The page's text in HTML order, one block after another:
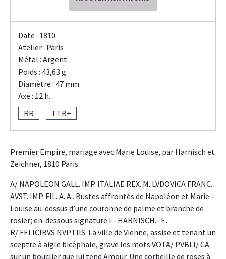
Date : 1810
Atelier : Paris
Métal : Argent
Poids : 43,63 g.
Diamètre : 47 mm.
Axe : 12 h.
RR
TTB+
Premier Empire, mariage avec Marie Louise, par Harnisch et
Zeichner, 1810 Paris.
A/ NAPOLEON GALL. IMP. ITALIAE REX. M. LVDOVICA FRANC.
AVST. IMP. FIL. A. A.. Bustes affrontés de Napoléon et Marie-
Louise au-dessus d’une couronne de palme et branche de
rosier; en-dessous signature I.- HARNISCH.- F..
R/ FELICIBVS NVPTIIS. La ville de Vienne, assise et tenant un
sceptre à aigle bicéphale, grave les mots VOTA/ PVBLI/ CA
sur un bouclier que lui tend Amour. Une corbeille de roses à